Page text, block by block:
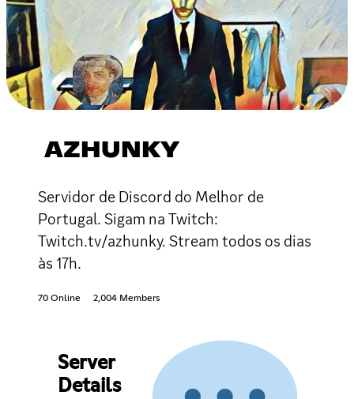
AZHUNKY
Servidor de Discord do Melhor de
Portugal. Sigam na Twitch:
Twitch.tv/azhunky. Stream todos os dias
às 17h.
70 Online 2,004 Members
Server
Details